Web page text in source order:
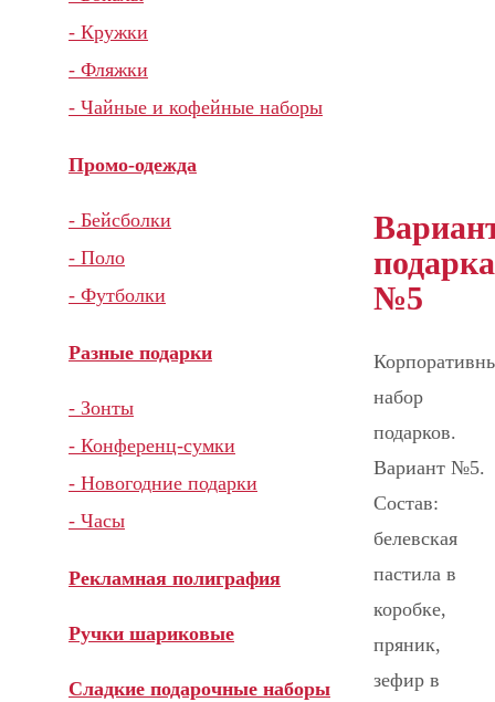
подарка
№5
набор
подарков.
Вариант №5.
Состав:
белевская
пастила в
коробке,
пряник,
зефир в
- Кружки
- Фляжки
- Чайные и кофейные наборы
Промо-одежда
- Бейсболки
- Поло
- Футболки
Разные подарки
- Зонты
- Конференц-сумки
- Новогодние подарки
- Часы
Рекламная полиграфия
Ручки шариковые
Сладкие подарочные наборы